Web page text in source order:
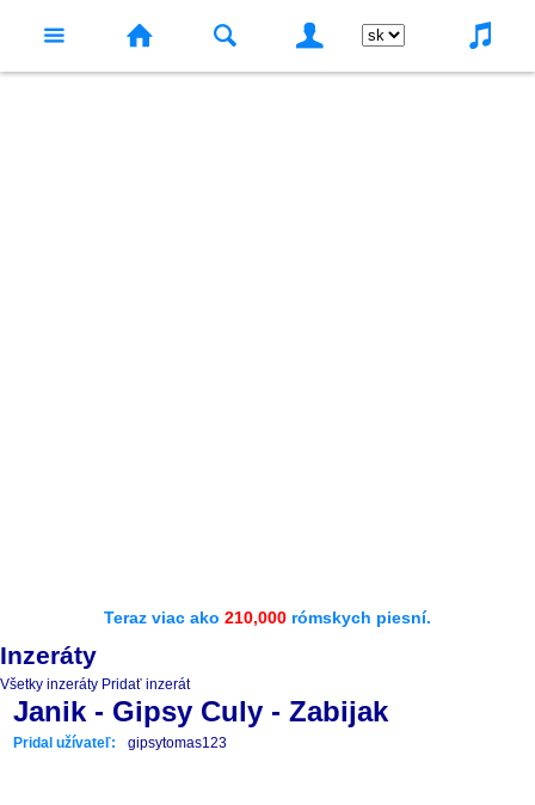
Teraz viac ako 210,000 rómskych piesní.
Inzeráty
Všetky inzeráty Pridať inzerát
Janik - Gipsy Culy - Zabijak
Pridal užívateľ: gipsytomas123